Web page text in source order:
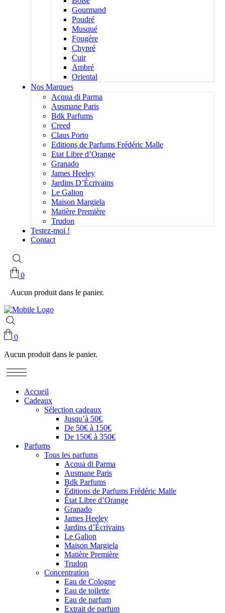
Gourmand
Poudré
Musqué
Fougère
Chypré
Cuir
Ambré
Oriental
Nos Marques
Acqua di Parma
Ausmane Paris
Bdk Parfums
Creed
Claus Porto
Editions de Parfums Frédéric Malle
Etat Libre d’Orange
Granado
James Heeley
Jardins D’Écrivains
Le Galion
Maison Margiela
Matière Première
Trudon
Testez-moi !
Contact
0
Aucun produit dans le panier.
0
Aucun produit dans le panier.
Accueil
Cadeaux
Sélection cadeaux
Jusqu’à 50€
De 50€ à 150€
De 150€ à 350€
Parfums
Tous les parfums
Acqua di Parma
Ausmane Paris
Bdk Parfums
Éditions de Parfums Frédéric Malle
État Libre d’Orange
Granado
James Heeley
Jardins d’Écrivains
Le Galion
Maison Margiela
Matière Première
Trudon
Concentration
Eau de Cologne
Eau de toilette
Eau de parfum
Extrait de parfum